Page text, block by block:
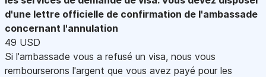
d'une lettre officielle de confirmation de l'ambassade
concernant l'annulation
49 USD
Si l'ambassade vous a refusé un visa, nous vous
rembourserons l'argent que vous avez payé pour les